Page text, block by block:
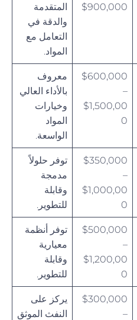
$900,000
المتقدمة
والدقة في
التعامل مع
المواد.
$600,000
–
$1,500,00
0
معروف
بالأداء العالي
وخيارات
المواد
الواسعة.
$350,000
–
$1,000,00
0
توفر حلولاً
مدمجة
وقابلة
للتطوير.
$500,000
–
$1,200,00
0
توفر أنظمة
معيارية
وقابلة
للتطوير.
$300,000
–
يركز على
النفث الموثق